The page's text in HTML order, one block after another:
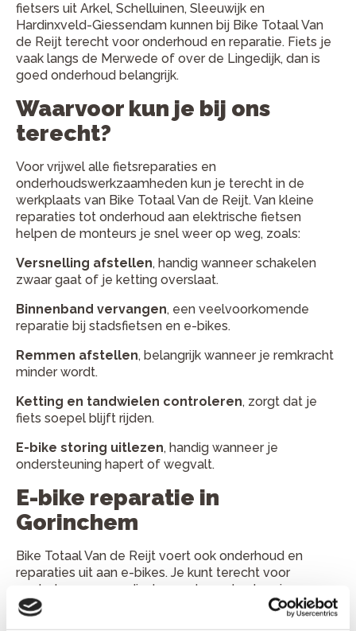
fietsers uit Arkel, Schelluinen, Sleeuwijk en
Hardinxveld-Giessendam kunnen bij Bike Totaal Van
de Reijt terecht voor onderhoud en reparatie. Fiets je
vaak langs de Merwede of over de Lingedijk, dan is
goed onderhoud belangrijk.
Waarvoor kun je bij ons
terecht?
Voor vrijwel alle fietsreparaties en
onderhoudswerkzaamheden kun je terecht in de
werkplaats van Bike Totaal Van de Reijt. Van kleine
reparaties tot onderhoud aan elektrische fietsen
helpen de monteurs je snel weer op weg, zoals:
Versnelling afstellen, handig wanneer schakelen
zwaar gaat of je ketting overslaat.
Binnenband vervangen, een veelvoorkomende
reparatie bij stadsfietsen en e-bikes.
Remmen afstellen, belangrijk wanneer je remkracht
minder wordt.
Ketting en tandwielen controleren, zorgt dat je
fiets soepel blijft rijden.
E-bike storing uitlezen, handig wanneer je
ondersteuning hapert of wegvalt.
E-bike reparatie in
Gorinchem
Bike Totaal Van de Reijt voert ook onderhoud en
reparaties uit aan e-bikes. Je kunt terecht voor
controle van accu, display, motorondersteuning,
aandrijving en remmen. Ook wanneer je e-bike minder
ondersteuning geeft of een storing toont, kan de